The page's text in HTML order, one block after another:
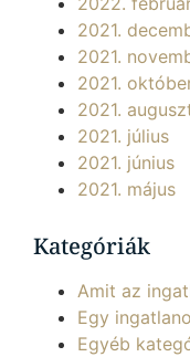
2021.
2021.
2021.
2021.
2021. július
2021. június
2021. május
Kategóriák
Amit az
Egy
Egyéb